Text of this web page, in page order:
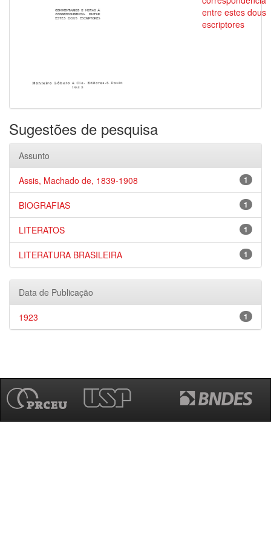
entre estes dous
escriptores
Sugestões de pesquisa
Assunto
1
Assis, Machado de, 1839-1908
1
BIOGRAFIAS
1
LITERATOS
1
LITERATURA BRASILEIRA
Data de Publicação
1
1923